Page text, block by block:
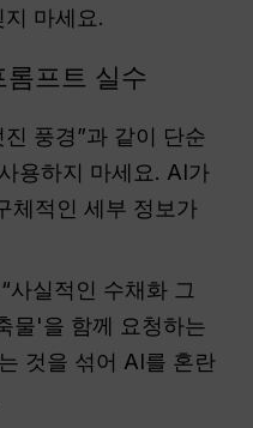
마세요.
프트 실수
진 풍경”과 같이 단순
용하지 마세요. AI가
체적인 세부 정보가
“사실적인 수채화 그
물'을 함께 요청하는
것을 섞어 AI를 혼란